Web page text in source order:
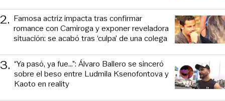
2. Famosa actriz impacta tras confirmar
romance con Camiroga y exponer reveladora
situación: se acabó tras ‘culpa’ de una colega
3. “Ya pasó, ya fue...”: Álvaro Ballero se sinceró
sobre el beso entre Ludmila Ksenofontova y
Kaoto en reality